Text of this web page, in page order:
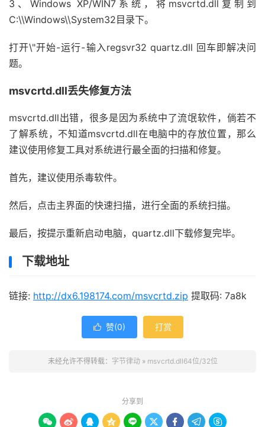
3、Windows XP/WIN7系统，将msvcrtd.dll复制到
C:\\Windows\\System32目录下。
打开\"开始-运行-输入regsvr32 quartz.dll 回车即解决问
题。
msvcrtd.dll丢失修复方法
msvcrtd.dll出错，很多是因为系统中了流氓软件，倘若不
了解系统，不知道msvcrtd.dll在电脑中的存放位置，那么
建议使用修复工具对系统进行最全面的扫描和修复。
首先，建议使用杀毒软件。
然后，点击主界面的快速扫描，进行全面的系统扫描。
最后，按提示重新启动电脑，quartz.dll下载修复完毕。
下载地址
链接: http://dx6.198174.com/msvcrtd.zip 提取码: 7a8k
 赞(0) 打赏
未经允许不得转载： 字节律动» msvcrtd.dll64位/32位
分享到
        